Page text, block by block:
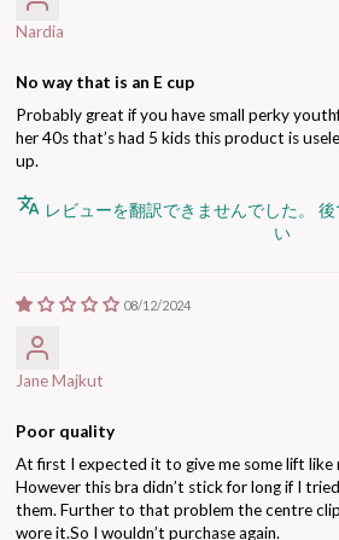
Nardia
No way that is an E cup
Probably great if you have small perky
her 40s that’s had 5 kids this product is
up.
レビューを翻訳できませんでした。
い
08/12/2024
Jane Majkut
Poor quality
At first I expected it to give me some lift like
However this bra didn’t stick for long if I
them. Further to that problem the centre
wore it.So I wouldn’t purchase again.